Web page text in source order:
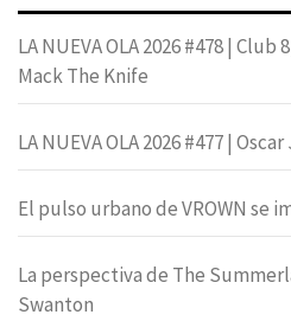
LA NUEVA OLA 2026 #478 |
Mack The Knife
LA NUEVA OLA 2026 #477 |
El pulso urbano de VROWN se
La perspectiva de The
Swanton